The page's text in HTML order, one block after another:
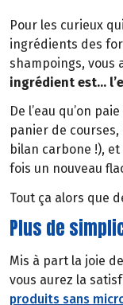
Pour les curieux
ingrédients des
shampoings, vous
ingrédient est…
De l’eau qu’on
panier de courses,
bilan carbone !),
fois un nouveau
Tout ça alors que
Plus de
Mis à part la joie
vous aurez la
produits sans